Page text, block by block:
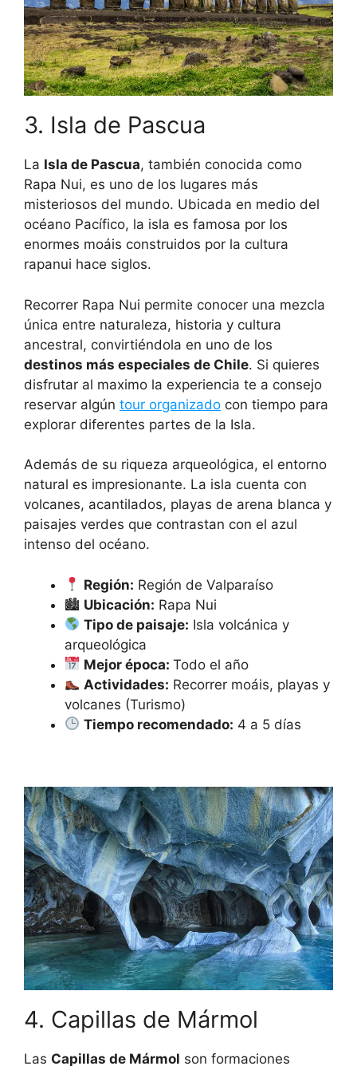
3. Isla de Pascua
La Isla de Pascua, también conocida como
Rapa Nui, es uno de los lugares más
misteriosos del mundo. Ubicada en medio del
océano Pacífico, la isla es famosa por los
enormes moáis construidos por la cultura
rapanui hace siglos.
Recorrer Rapa Nui permite conocer una mezcla
única entre naturaleza, historia y cultura
ancestral, convirtiéndola en uno de los
destinos más especiales de Chile. Si quieres
disfrutar al maximo la experiencia te a consejo
reservar algún tour organizado con tiempo para
explorar diferentes partes de la Isla.
Además de su riqueza arqueológica, el entorno
natural es impresionante. La isla cuenta con
volcanes, acantilados, playas de arena blanca y
paisajes verdes que contrastan con el azul
intenso del océano.
Región: Región de Valparaíso
🏙 Ubicación: Rapa Nui
Tipo de paisaje: Isla volcánica y
arqueológica
Mejor época:Todo el año
Actividades: Recorrer moáis, playas y
volcanes (Turismo)
Tiempo recomendado: 4 a 5 días
4. Capillas de Mármol
Las Capillas de Mármol son formaciones